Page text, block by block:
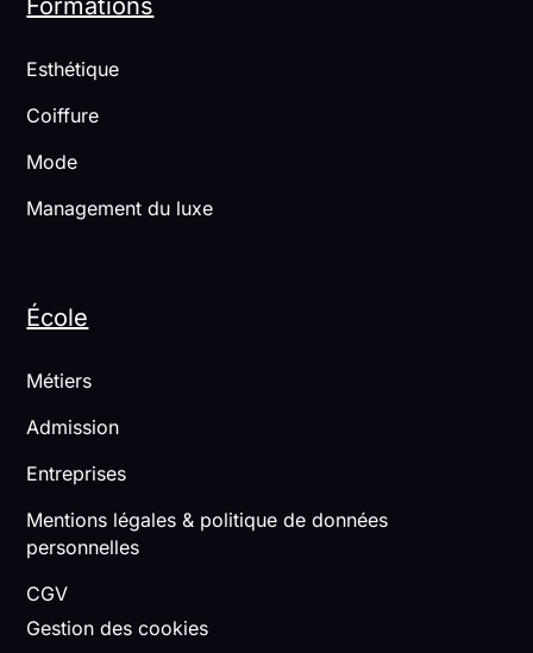
Formations
Esthétique
Coiffure
Mode
Management du luxe
École
Métiers
Admission
Entreprises
Mentions légales & politique de données
personnelles
CGV
Gestion des cookies